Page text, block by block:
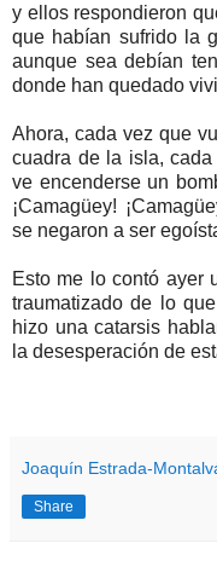
y ellos respondieron
que habían sufrido la
aunque sea debían
donde han quedado
Ahora, cada vez que
cuadra de la isla,
ve encenderse un
¡Camagüey!
se negaron a ser
Esto me lo contó ayer
traumatizado de lo
hizo una catarsis
la desesperación de
Joaquín Estrada-
Share